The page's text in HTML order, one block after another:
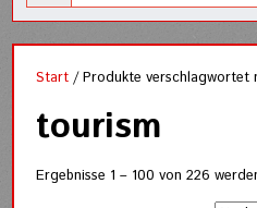
Start / Produkte verschlagwortet
tourism
Ergebnisse 1 – 100 von 226